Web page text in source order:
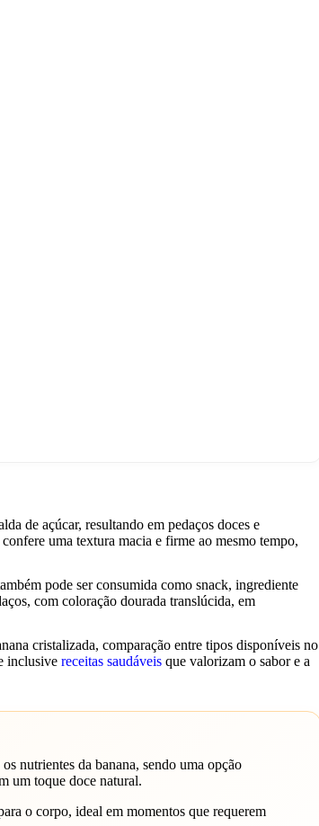
de açúcar, resultando em pedaços doces e
uma textura macia e firme ao mesmo tempo,
pode ser consumida como snack, ingrediente
com coloração dourada translúcida, em
cristalizada, comparação entre tipos disponíveis no
inclusive receitas saudáveis que valorizam o sabor e a
nutrientes da banana, sendo uma opção
um toque doce natural.
o corpo, ideal em momentos que requerem